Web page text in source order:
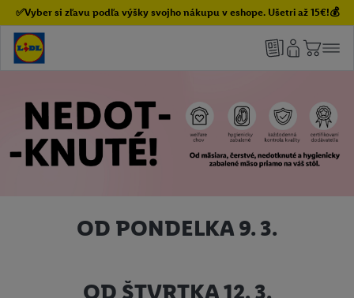
✅Vyber si zľavu podľa výšky svojho nákupu v eshope. Ušetri až 15€!💰
OD PONDELKA 9. 3.
OD ŠTVRTKA 12. 3.